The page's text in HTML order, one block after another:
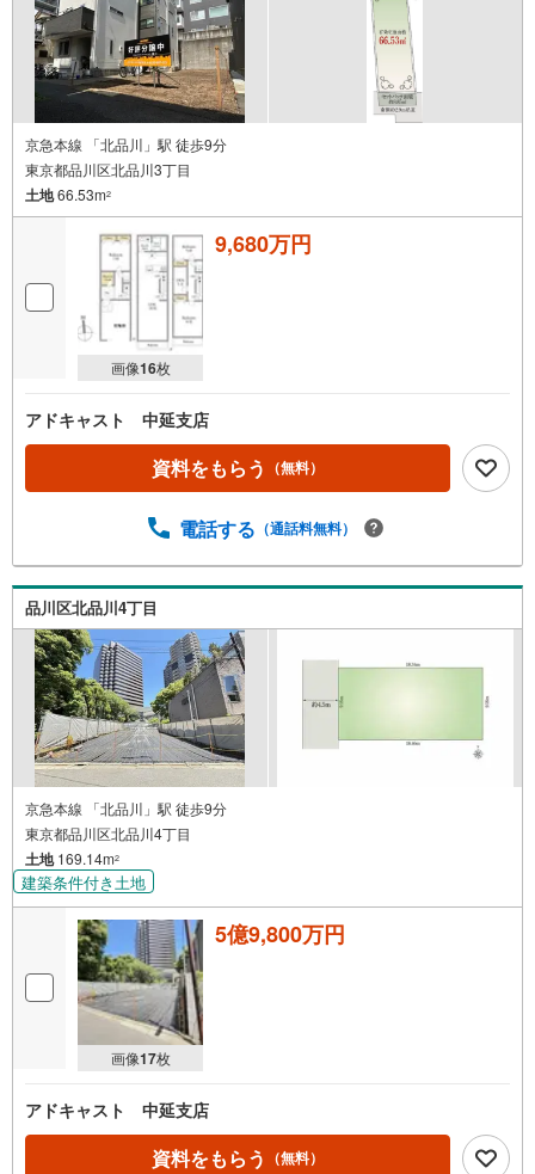
当社のみ、もしくは当社を含めた数社でのみご紹介可能な
オープンハウス・ディベロップメントの物件
京急本線 「北品川」駅 徒歩9分
東京都品川区北品川3丁目
土地66.53m2
画像16枚
9,680万円
アドキャスト 中延支店
資料をもらう （無料）
電話する （通話料無料）
品川区北品川4丁目
京急本線 「北品川」駅 徒歩9分
東京都品川区北品川4丁目
土地169.14m2
建築条件付き土地
画像17枚
5億9,800万円
アドキャスト 中延支店
資料をもらう （無料）